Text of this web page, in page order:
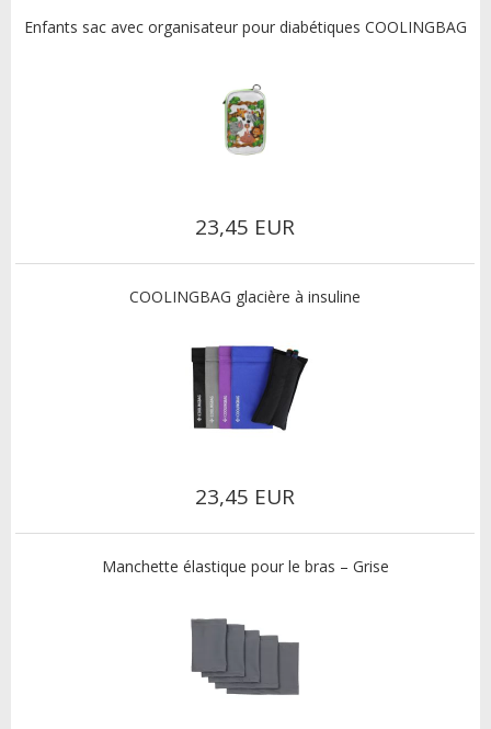
Enfants sac avec organisateur pour diabétiques COOLINGBAG
23,45 EUR
COOLINGBAG glacière à insuline
23,45 EUR
Manchette élastique pour le bras – Grise